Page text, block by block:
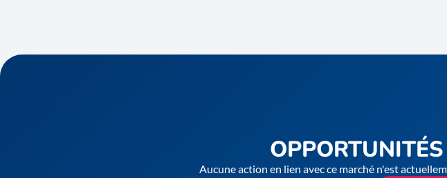
Aucune action en lien avec ce marché n'est